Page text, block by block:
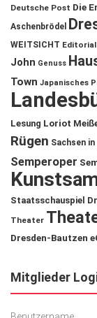
Deutsche Post Die
Aschenbrödel
WEITSICHT Editorial
John Genuss
Town Japanisches
Lesung Loriot
Rügen Sachsen in
Semperoper
Staatsschauspiel
Theater
Dresden-Bautzen
Mitglieder